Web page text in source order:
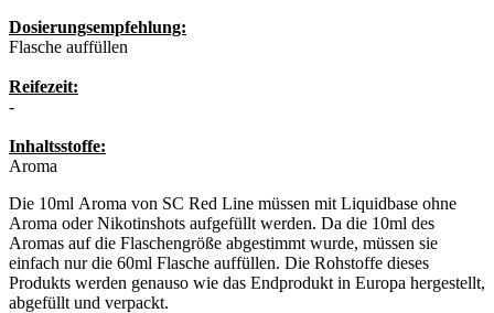
Dosierungsempfehlung:
Flasche auffüllen
Reifezeit:
-
Inhaltsstoffe:
Aroma
Die 10ml Aroma von SC Red Line müssen mit Liquidbase ohne
Aroma oder Nikotinshots aufgefüllt werden. Da die 10ml des
Aromas auf die Flaschengröße abgestimmt wurde, müssen sie
einfach nur die 60ml Flasche auffüllen. Die Rohstoffe dieses
Produkts werden genauso wie das Endprodukt in Europa hergestellt,
abgefüllt und verpackt.